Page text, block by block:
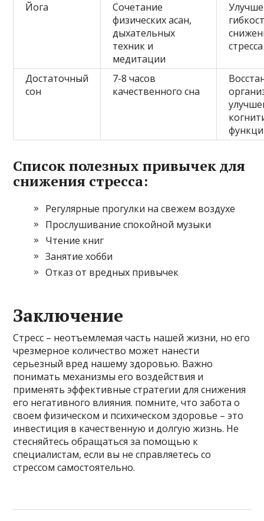
Йога
Сочетание
физических асан,
дыхательных
техник и
медитации
стресса
Достаточный
сон
7-8 часов
качественного сна
Список полезных привычек для
снижения стресса:
Регулярные прогулки на свежем воздухе
Прослушивание спокойной музыки
Чтение книг
Занятие хобби
Отказ от вредных привычек
Заключение
Стресс – неотъемлемая часть нашей жизни, но его
чрезмерное количество может нанести
серьезный вред нашему здоровью. Важно
понимать механизмы его воздействия и
применять эффективные стратегии для снижения
его негативного влияния. помните, что забота о
своем физическом и психическом здоровье – это
инвестиция в качественную и долгую жизнь. Не
стесняйтесь обращаться за помощью к
специалистам, если вы не справляетесь со
стрессом самостоятельно.